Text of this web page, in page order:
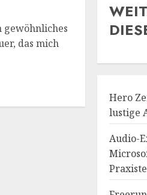
das mich
WE
Hero
lustige
Audio-